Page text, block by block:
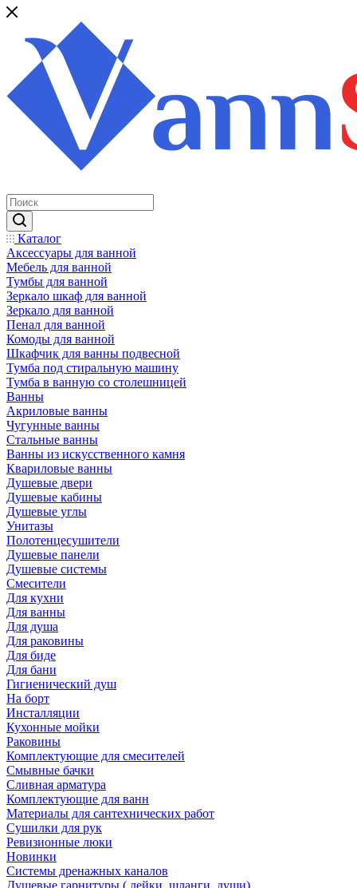
Каталог
Аксессуары для ванной
Мебель для ванной
Тумбы для ванной
Зеркало шкаф для ванной
Зеркало для ванной
Пенал для ванной
Комоды для ванной
Шкафчик для ванны подвесной
Тумба под стиральную машину
Тумба в ванную со столешницей
Ванны
Акриловые ванны
Чугунные ванны
Стальные ванны
Ванны из искусственного камня
Квариловые ванны
Душевые двери
Душевые кабины
Душевые углы
Унитазы
Полотенцесушители
Душевые панели
Душевые системы
Смесители
Для кухни
Для ванны
Для душа
Для раковины
Для биде
Для бани
Гигиенический душ
На борт
Инсталляции
Кухонные мойки
Раковины
Комплектующие для смесителей
Смывные бачки
Сливная арматура
Комплектующие для ванн
Материалы для сантехнических работ
Сушилки для рук
Ревизионные люки
Новинки
Системы дренажных каналов
Душевые гарнитуры ( лейки, шланги, души)